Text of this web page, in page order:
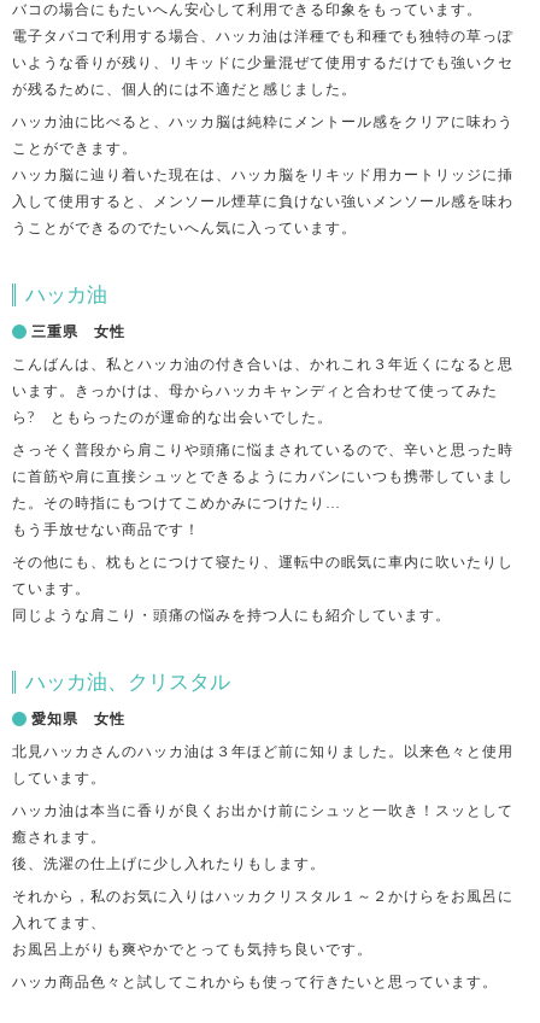
バコの場合にもたいへん安心して利用できる印象をもっています。
電子タバコで利用する場合、ハッカ油は洋種でも和種でも独特の草っぽ
いような香りが残り、リキッドに少量混ぜて使用するだけでも強いクセ
が残るために、個人的には不適だと感じました。
ハッカ油に比べると、ハッカ脳は純粋にメントール感をクリアに味わう
ことができます。
ハッカ脳に辿り着いた現在は、ハッカ脳をリキッド用カートリッジに挿
入して使用すると、メンソール煙草に負けない強いメンソール感を味わ
うことができるのでたいへん気に入っています。
ハッカ油
三重県 女性
こんばんは、私とハッカ油の付き合いは、かれこれ３年近くになると思
います。きっかけは、母からハッカキャンディと合わせて使ってみた
ら? ともらったのが運命的な出会いでした。
さっそく普段から肩こりや頭痛に悩まされているので、辛いと思った時
に首筋や肩に直接シュッとできるようにカバンにいつも携帯していまし
た。その時指にもつけてこめかみにつけたり…
もう手放せない商品です！
その他にも、枕もとにつけて寝たり、運転中の眠気に車内に吹いたりし
ています。
同じような肩こり・頭痛の悩みを持つ人にも紹介しています。
ハッカ油、クリスタル
愛知県 女性
北見ハッカさんのハッカ油は３年ほど前に知りました。以来色々と使用
しています。
ハッカ油は本当に香りが良くお出かけ前にシュッと一吹き！スッとして
癒されます。
後、洗濯の仕上げに少し入れたりもします。
それから，私のお気に入りはハッカクリスタル１～２かけらをお風呂に
入れてます、
お風呂上がりも爽やかでとっても気持ち良いです。
ハッカ商品色々と試してこれからも使って行きたいと思っています。